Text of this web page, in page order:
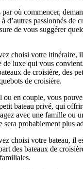
par où commencer,
d’autres passionnés de
de vous suggérer
choisi votre itinéraire,
de luxe qui vous
de croisière, des
de croisière.
ou en couple, vous
bateau privé, qui
avec une famille ou
sera probablement plus
choisi votre bateau, il
des bateaux de